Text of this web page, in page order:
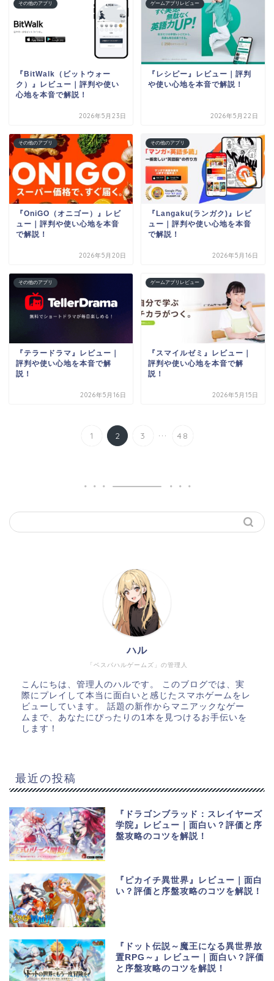
その他のアプリ
『BitWalk（ビットウォー
ク）』レビュー｜評判や使い
心地を本音で解説！
2026年5月23日
ゲームアプリレビュー
『レシピー』レビュー｜評判
や使い心地を本音で解説！
2026年5月22日
その他のアプリ
『OniGO（オニゴー）』レビ
ュー｜評判や使い心地を本音
で解説！
2026年5月20日
その他のアプリ
『Langaku(ランガク)』レビ
ュー｜評判や使い心地を本音
で解説！
2026年5月16日
その他のアプリ
『テラードラマ』レビュー｜
評判や使い心地を本音で解
説！
2026年5月16日
ゲームアプリレビュー
『スマイルゼミ』レビュー｜
評判や使い心地を本音で解
説！
2026年5月15日
1 2 3 ... 48
「ベスパハルゲームズ」の管理人
ハル
こんにちは、管理人のハルです。 このブログでは、実
際にプレイして本当に面白いと感じたスマホゲームをレ
ビューしています。 話題の新作からマニアックなゲー
ムまで、あなたにぴったりの1本を見つけるお手伝いを
します！
最近の投稿
『ドラゴンブラッド：スレイヤーズ
学院』レビュー｜面白い？評価と序
盤攻略のコツを解説！
『ピカイチ異世界』レビュー｜面白
い？評価と序盤攻略のコツを解説！
『ドット伝説～魔王になる異世界放
置RPG～』レビュー｜面白い？評価
と序盤攻略のコツを解説！